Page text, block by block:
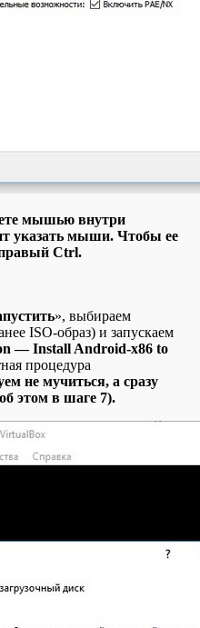
мышью внутри
указать мыши. Чтобы ее
Ctrl.
», выбираем
ISO-образ) и запускаем
— Install Android-x86 to
процедура
не мучиться, а сразу
этом в шаге 7).